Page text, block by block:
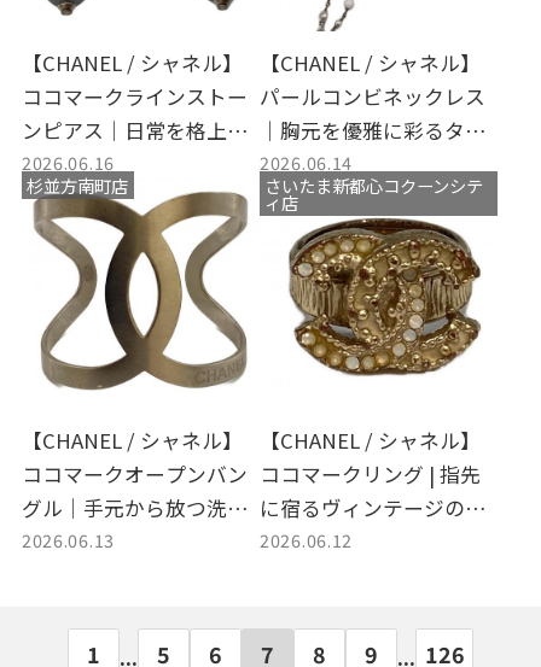
【CHANEL / シャネル】
ココマークラインストー
ンピアス｜日常を格上げ
する名品ジュエリーが入
荷
2026.06.16
【CHANEL / シャネル】
パールコンビネックレス
｜胸元を優雅に彩るタイ
ムレスな輝きを入荷！
2026.06.14
杉並方南町店
【CHANEL / シャネル】
ココマークオープンバン
グル｜手元から放つ洗練
された大人の輝きを入
2026.06.13
さいたま新都心コクーンシテ
ィ店
【CHANEL / シャネル】
ココマークリング | 指先
に宿るヴィンテージの気
品と日常に溶け込む贅沢
2026.06.12
1 ... 5 6 7 8 9 ... 126